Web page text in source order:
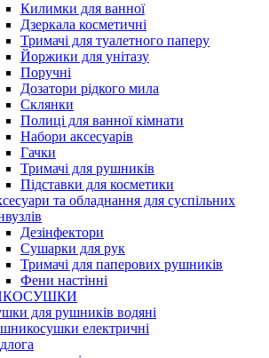
Килимки для ванної
Дзеркала косметичні
Тримачі для туалетного паперу
Йоржики для унітазу
Поручні
Дозатори рідкого мила
Склянки
Полиці для ванної кімнати
Набори аксесуарів
Гачки
Тримачі для рушників
Підставки для косметики
та обладнання для суспільних
Дезінфектори
Сушарки для рук
Тримачі для паперових рушників
Фени настінні
для рушників водяні
електричні